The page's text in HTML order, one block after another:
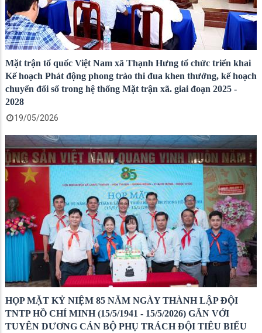
Mặt trận tổ quốc Việt Nam xã Thạnh Hưng tổ chức triển khai
Kế hoạch Phát động phong trào thi đua khen thưởng, kế hoạch
chuyển đổi số trong hệ thống Mặt trận xã. giai đoạn 2025 -
2028
19/05/2026
HỌP MẶT KỶ NIỆM 85 NĂM NGÀY THÀNH LẬP ĐỘI
TNTP HỒ CHÍ MINH (15/5/1941 - 15/5/2026) GẮN VỚI
TUYÊN DƯƠNG CÁN BỘ PHỤ TRÁCH ĐỘI TIÊU BIỂU